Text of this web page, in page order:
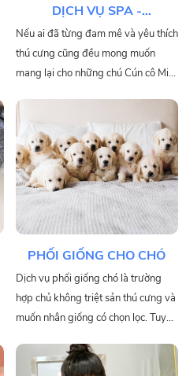
DỊCH VỤ SPA -
GROOMING
Nếu ai đã từng đam mê và yêu thích
thú cưng cũng đều mong muốn
mang lại cho những chú Cún cô Miu
dáng dễ thương và đẹp nhất Chính
vì vậy việc chọn cho mình một dịch
vụ Grooming chó mèo uy tín cho pét
cưng của mình .
PHỐI GIỐNG CHO CHÓ
Dịch vụ phối giống chó là trường
hợp chủ không triệt sản thú cưng và
muốn nhân giống có chọn lọc. Tuy
phải là điều đơn giản, cần được thực